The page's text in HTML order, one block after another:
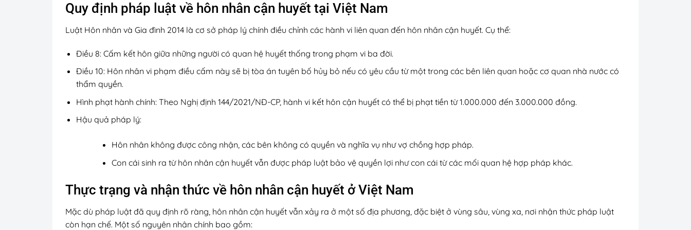
Quy định pháp luật về hôn nhân cận huyết tại Việt Nam
Luật Hôn nhân và Gia đình 2014 là cơ sở pháp lý chính điều chỉnh các hành vi liên quan đến hôn nhân cận huyết. Cụ thể:
Điều 8: Cấm kết hôn giữa những người có quan hệ huyết thống trong phạm vi ba đời.
Điều 10: Hôn nhân vi phạm điều cấm này sẽ bị tòa án tuyên bố hủy bỏ nếu có yêu cầu từ một trong các bên liên quan hoặc cơ quan nhà nước có
thẩm quyền.
Hình phạt hành chính: Theo Nghị định 144/2021/NĐ-CP, hành vi kết hôn cận huyết có thể bị phạt tiền từ 1.000.000 đến 3.000.000 đồng.
Hậu quả pháp lý:
Hôn nhân không được công nhận, các bên không có quyền và nghĩa vụ như vợ chồng hợp pháp.
Con cái sinh ra từ hôn nhân cận huyết vẫn được pháp luật bảo vệ quyền lợi như con cái từ các mối quan hệ hợp pháp khác.
Thực trạng và nhận thức về hôn nhân cận huyết ở Việt Nam
Mặc dù pháp luật đã quy định rõ ràng, hôn nhân cận huyết vẫn xảy ra ở một số địa phương, đặc biệt ở vùng sâu, vùng xa, nơi nhận thức pháp luật
còn hạn chế. Một số nguyên nhân chính bao gồm: